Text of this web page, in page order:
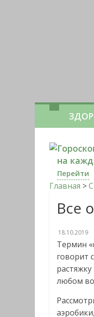
на
Перейти
Главная >
Все
18.10.2019
Термин
говорит
любом